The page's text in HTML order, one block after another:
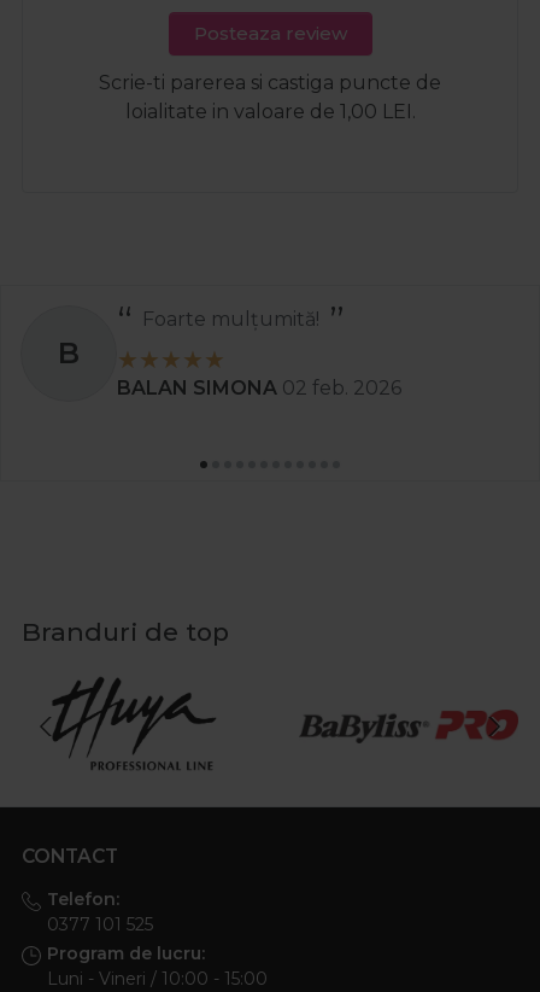
Posteaza review
Scrie-ti parerea si castiga puncte de
loialitate in valoare de 1,00 LEI.
B
Foarte mulțumită!
BALAN SIMONA 02 feb. 2026
Branduri de top
CONTACT
Telefon:
0377 101 525
Program de lucru:
Luni - Vineri / 10:00 - 15:00